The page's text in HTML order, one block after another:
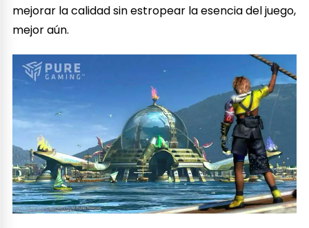
mejorar la calidad sin estropear la esencia del juego,
mejor aún.